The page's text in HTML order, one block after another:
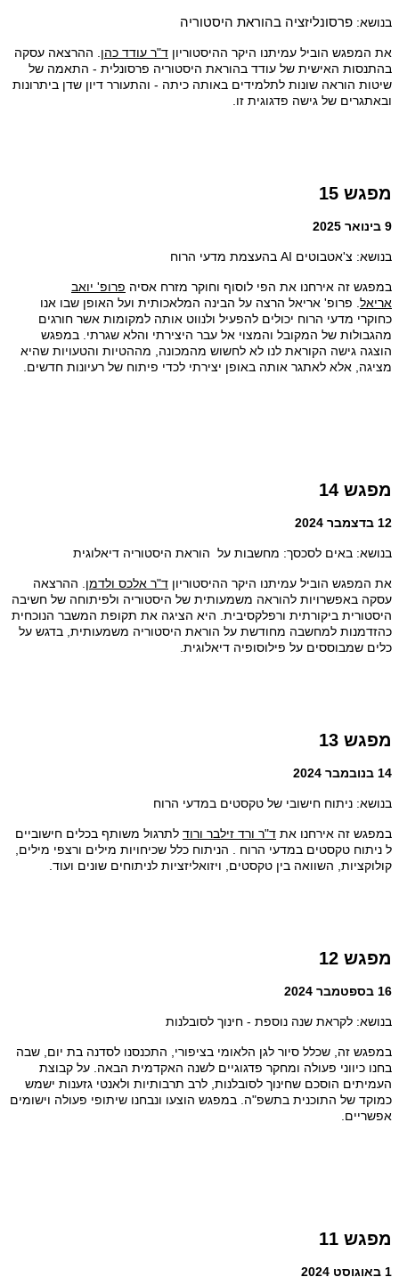
בנושא: פרסונליזציה בהוראת היסטוריה
את המפגש הוביל עמיתנו היקר ההיסטוריון ד"ר עודד כהן . ההרצאה עסקה
בהתנסות האישית של עודד בהוראת היסטוריה פרסונלית - התאמה של
שיטות הוראה שונות לתלמידים באותה כיתה - והתעורר דיון שדן ביתרונות
ובאתגרים של גישה פדגוגית זו.
מפגש 15
9 בינואר 2025
בנושא: צ'אטבוטים AI בהעצמת מדעי הרוח
במפגש זה אירחנו את הפי לוסוף וחוקר מזרח אסיה פרופ' יואב
אריאל . פרופ' אריאל הרצה על הבינה המלאכותית ועל האופן שבו אנו
כחוקרי מדעי הרוח יכולים להפעיל ולנווט אותה למקומות אשר חורגים
מהגבולות של המקובל והמצוי אל עבר היצירתי והלא שגרתי. במפגש
הוצגה גישה הקוראת לנו לא לחשוש מהמכונה, מההטיות והטעויות שהיא
מציגה, אלא לאתגר אותה באופן יצירתי לכדי פיתוח של רעיונות חדשים.
מפגש 14
12 בדצמבר 2024
בנושא: באים לסכסך: מחשבות על הוראת היסטוריה דיאלוגית
את המפגש הוביל עמיתנו היקר ההיסטוריון ד"ר אלכס ולדמן . ההרצאה
עסקה באפשרויות להוראה משמעותית של היסטוריה ולפיתוחה של חשיבה
היסטורית ביקורתית ורפלקסיבית. היא הציגה את תקופת המשבר הנוכחית
כהזדמנות למחשבה מחודשת על הוראת היסטוריה משמעותית, בדגש על
כלים שמבוססים על פילוסופיה דיאלוגית.
מפגש 13
14 בנובמבר 2024
בנושא: ניתוח חישובי של טקסטים במדעי הרוח
במפגש זה אירחנו את ד"ר ורד זילבר ורוד לתרגול משותף בכלים חישוביים
ל ניתוח טקסטים במדעי הרוח . הניתוח כלל שכיחויות מילים ורצפי מילים,
קולוקציות, השוואה בין טקסטים, ויזואליזציות לניתוחים שונים ועוד.
מפגש 12
16 בספטמבר 2024
בנושא: לקראת שנה נוספת - חינוך לסובלנות
במפגש זה, שכלל סיור לגן הלאומי בציפורי, התכנסנו לסדנה בת יום, שבה
בחנו כיווני פעולה ומחקר פדגוגיים לשנה האקדמית הבאה. על קבוצת
העמיתים הוסכם שחינוך לסובלנות, לרב תרבותיות ולאנטי גזענות ישמש
כמוקד של התוכנית בתשפ"ה. במפגש הוצעו ונבחנו שיתופי פעולה וישומים
אפשריים.
מפגש 11
1 באוגוסט 2024